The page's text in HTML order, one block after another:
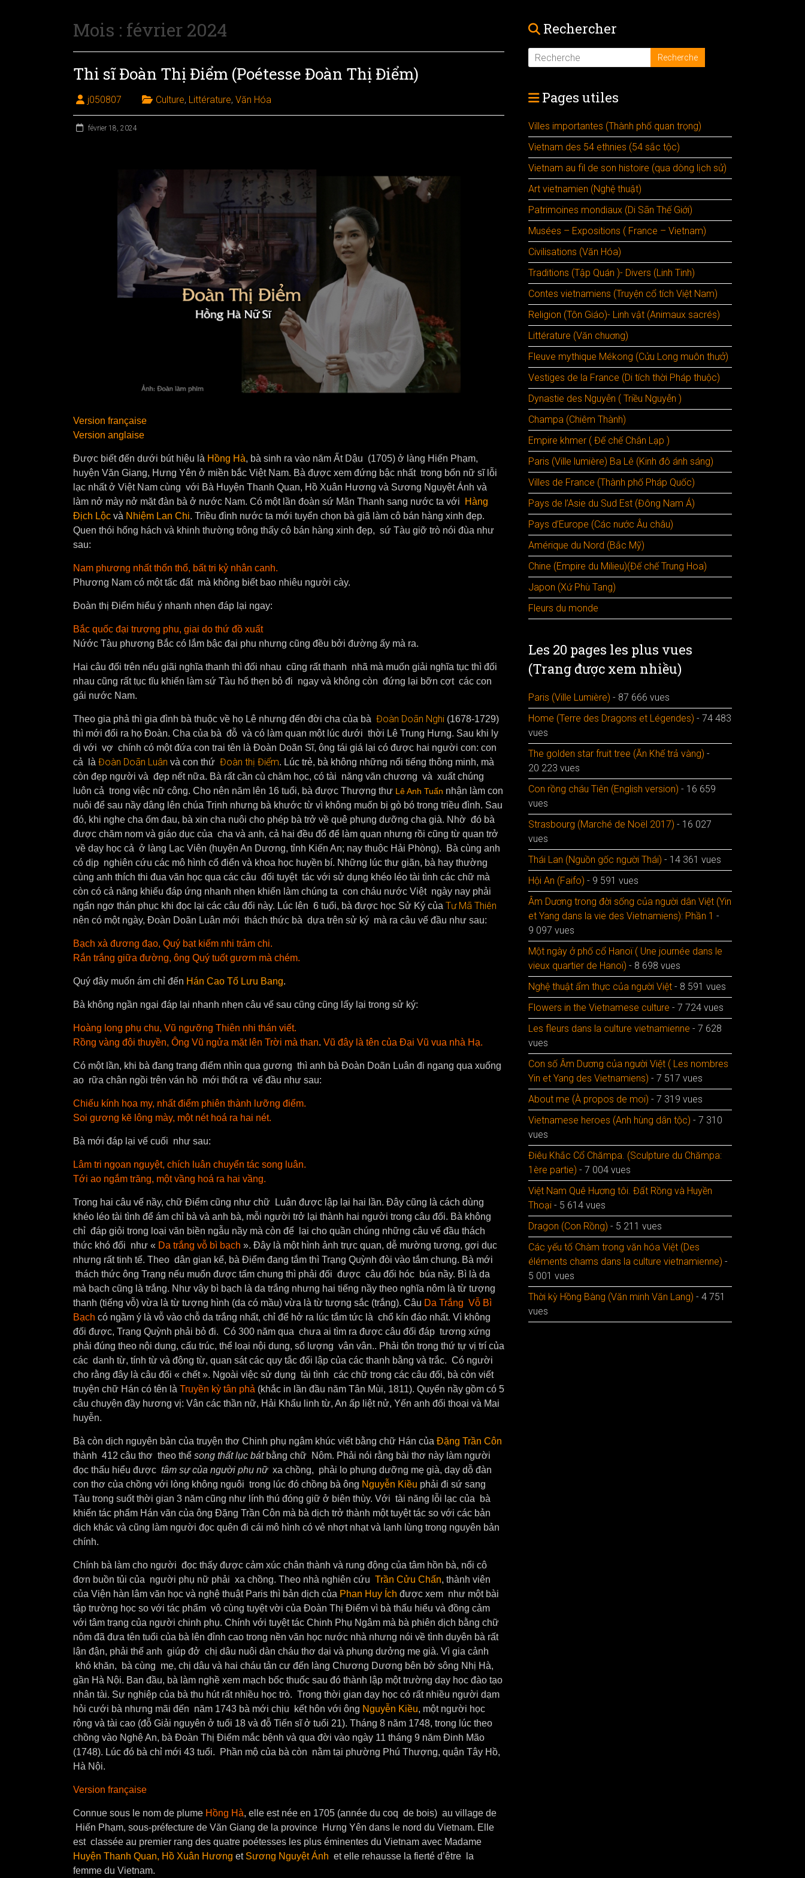
Mois : février 2024
Thi sĩ Đoàn Thị Điểm (Poétesse Đoàn Thị Điểm)
j050807 Culture, Littérature, Văn Hóa
février 18, 2024
Version française
Version anglaise
Được biết đến dưới bút hiệu là Hồng Hà, bà sinh ra vào năm Ất Dậu (1705) ở làng Hiến Phạm,
huyện Văn Giang, Hưng Yên ở miền bắc Việt Nam. Bà đựợc xem đứng bậc nhất trong bốn nữ sĩ lỗi
lạc nhất ở Việt Nam cùng với Bà Huyện Thanh Quan, Hồ Xuân Hương và Sương Nguyệt Ánh và
làm nở mày nở mặt đàn bà ở nước Nam. Có một lần đoàn sứ Mãn Thanh sang nước ta với
Hàng
Địch Lộc và Nhiệm Lan Chi. Triều đình nước ta mới tuyển chọn bà giã làm cô bán hàng xinh đẹp.
Quen thói hống hách và khinh thường trông thấy cô bán hàng xinh đẹp, sứ Tàu giỡ trò nói đùa như
sau:
Nam phương nhất thốn thổ, bất tri kỷ nhân canh.
Phương Nam có một tấc đất mà không biết bao nhiêu người cày.
Đoàn thị Điểm hiểu ý nhanh nhẹn đáp lại ngay:
Bắc quốc đại trượng phu, giai do thứ đồ xuất
Nứớc Tàu phương Bắc có lắm bậc đại phu nhưng cũng đều bởi đường ấy mà ra.
Hai câu đối trên nếu giãi nghĩa thanh thì đối nhau cũng rất thanh nhã mà muốn giải nghĩa tục thì đối
nhau cũng rất tục tĩu khiến làm sứ Tàu hổ thẹn bỏ đi ngay và không còn đứng lại bỡn cợt các con
gái nước Nam.
Theo gia phả thì gia đình bà thuộc về họ Lê nhưng đến đời cha của bà Đoàn Doãn Nghi (1678-1729)
thì mới đổi ra họ Đoàn. Cha của bà đỗ và có làm quan một lúc dưới thời Lê Trung Hưng. Sau khi ly
dị với vợ chính có một đứa con trai tên là Đoàn Doãn Sĩ, ông tái giá lại có được hai người con: con
cả là Đoàn Doãn Luân và con thứ Đoàn thị Điểm. Lúc trẻ, bà không những nổi tiếng thông minh, mà
còn đẹp người và đẹp nết nữa. Bà rất cần cù chăm học, có tài năng văn chương và xuất chúng
luôn cả trong việc nữ công. Cho nên năm lên 16 tuổi, bà được Thượng thư Lê Anh Tuấn nhận làm con
nuôi để sau nầy dâng lên chúa Trịnh nhưng bà khước từ vì không muốn bị gò bó trong triều đình. Sau
đó, khi nghe cha ốm đau, bà xin cha nuôi cho phép bà trở về quê phụng dưỡng cha già. Nhờ đó bà
được chăm nom và giáo dục của cha và anh, cả hai đều đổ để làm quan nhưng rồi cũng từ quan trở
về dạy học cả ở làng Lạc Viên (huyện An Dương, tỉnh Kiến An; nay thuộc Hải Phòng). Bà cùng anh
có dịp nghiên cứu các mô hình cổ điển và khoa học huyền bí. Những lúc thư giãn, bà hay thường
cùng anh thích thi đua văn học qua các câu đối tuyệt tác với sử dụng khéo léo tài tình các chữ mà
còn có cả năng khiếu đáp ứng nhanh nhẹn khiến làm chúng ta con cháu nước Việt ngày nay phải
ngẩn ngơ thán phục khi đọc lại các câu đối này. Lúc lên 6 tuổi, bà được học Sử Ký của Tư Mã Thiên
nên có một ngày, Đoàn Doãn Luân mới thách thức bà dựa trên sử ký mà ra câu vế đầu như sau:
Bạch xà đương đạo, Quý bạt kiếm nhi trảm chi.
Rắn trắng giữa đường, ông Quý tuốt gươm mà chém.
Quý đây muốn ám chỉ đến Hán Cao Tổ Lưu Bang.
Bà không ngần ngại đáp lại nhanh nhẹn câu vế sau cũng cũng lấy lại trong sử ký:
Hoàng long phụ chu, Vũ ngưỡng Thiên nhi thán viết.
Rồng vàng đội thuyền, Ông Vũ ngửa mặt lên Trời mà than. Vũ đây là tên của Đại Vũ vua nhà Hạ.
Có một lần, khi bà đang trang điểm nhìn qua gương thì anh bà Đoàn Doãn Luân đi ngang qua xuống
ao rữa chân ngồi trên ván hồ mới thốt ra vế đầu như sau:
Chiếu kính họa my, nhất điểm phiên thành lưỡng điểm.
Soi gương kẽ lông mày, một nét hoá ra hai nét.
Bà mới đáp lại vế cuối như sau:
Lâm tri ngọan nguyệt, chích luân chuyển tác song luân.
Tới ao ngắm trăng, một vầng hoá ra hai vầng.
Trong hai câu vế nầy, chữ Điểm cũng như chữ Luân được lập lại hai lần. Đây cũng là cách dùng
khéo léo tài tình để ám chỉ bà và anh bà, mỗi người trở lại thành hai người trong câu đối. Bà không
chỉ đáp giỏi trong loại văn biền ngẫu nầy mà còn để lại cho quần chúng những câu vế đầu thách
thức khó đối như « Da trắng vỗ bì bạch ». Đây là một hình ảnh trực quan, dễ mường tượng, gợi dục
nhưng rất tinh tế. Theo dân gian kể, bà Điểm đang tắm thì Trạng Quỳnh đòi vào tắm chung. Bà mới
thách thức ông Trạng nếu muốn được tấm chung thì phải đối được câu đối hóc búa nầy. Bì là da
mà bạch cũng là trắng. Như vậy bì bạch là da trắng nhưng hai tiếng nầy theo nghĩa nôm là từ tượng
thanh (tiếng vỗ) vừa là từ tượng hình (da có mầu) vừa là từ tượng sắc (trắng). Câu Da Trắng Vỗ Bì
Bạch có ngầm ý là vỗ vào chỗ da trắng nhất, chỉ để hở ra lúc tắm tức là chổ kín đáo nhất. Vì không
đối được, Trạng Quỳnh phải bỏ đi. Có 300 năm qua chưa ai tìm ra được câu đối đáp tương xứng
phải đúng theo nội dung, cấu trúc, thể loại nội dung, số lượng vân vân.. Phải tôn trọng thứ tự vị trí của
các danh từ, tính từ và động từ, quan sát các quy tắc đối lập của các thanh bằng và trắc. Có người
cho rằng đây là câu đối « chết ». Ngoài việc sử dụng tài tình các chữ trong các câu đối, bà còn viết
truyện chữ Hán có tên là Truyền kỳ tân phả (khắc in lần đầu năm Tân Mùi, 1811). Quyển nầy gồm có 5
câu chuyện đầy hương vị: Vân các thần nữ, Hải Khẩu linh từ, An ấp liệt nử, Yến anh đối thoại và Mai
huyễn.
Bà còn dịch nguyên bản của truyện thơ Chinh phụ ngâm khúc viết bằng chữ Hán của Đặng Trần Côn
thành 412 câu thơ theo thể song thất lục bátbằng chữ Nôm. Phải nói rằng bài thơ này làm người
đọc thấu hiểu được tâm sự của người phụ nữxa chồng, phải lo phụng dưỡng mẹ già, dạy dỗ đàn
con thơ của chồng với lòng không nguôi trong lúc đó chồng bà ông Nguyễn Kiều phải đi sứ sang
Tàu trong suốt thời gian 3 năm cũng như lính thú đóng giữ ở biên thùy. Với tài năng lỗi lạc của bà
khiến tác phẩm Hán văn của ông Đặng Trần Côn mà bà dịch trở thành một tuyệt tác so với các bản
dịch khác và cũng làm người đọc quên đi cái mô hình có vẻ nhợt nhạt và lạnh lùng trong nguyên bản
chính.
Chính bà làm cho người đọc thấy được cảm xúc chân thành và rung động của tâm hồn bà, nổi cô
đơn buồn tủi của người phụ nữ phải xa chồng. Theo nhà nghiên cứu Trần Cửu Chấn, thành viên
của Viện hàn lâm văn học và nghệ thuật Paris thì bản dịch của Phan Huy Ích được xem như một bài
tập trường học so với tác phẩm vô cùng tuyệt vời của Đoàn Thị Điểm vì bà thấu hiểu và đồng cảm
với tâm trạng của người chinh phụ. Chính với tuyệt tác Chinh Phụ Ngâm mà bà phiên dịch bằng chữ
nôm đã đưa tên tuổi của bà lên đỉnh cao trong nền văn học nước nhà nhưng nói về tình duyên bà rất
lận đận, phải thế anh giúp đở chị dâu nuôi dàn cháu thơ dại và phụng dưởng mẹ già. Vì gia cảnh
khó khăn, bà cùng mẹ, chị dâu và hai cháu tản cư đến làng Chương Dương bên bờ sông Nhị Hà,
gần Hà Nội. Ban đầu, bà làm nghề xem mạch bốc thuốc sau đó thành lập một trường dạy học đào tạo
nhân tài. Sự nghiệp của bà thu hút rất nhiều học trò. Trong thời gian dạy học có rất nhiều người dạm
hỏi cưới bà nhưng mãi đến năm 1743 bà mới chịu kết hôn với ông Nguyễn Kiều, một người học
rộng và tài cao (đỗ Giải nguyên ở tuổi 18 và đỗ Tiến sĩ ở tuổi 21). Tháng 8 năm 1748, trong lúc theo
chồng vào Nghệ An, bà Đoàn Thị Điểm mắc bệnh và qua đời vào ngày 11 tháng 9 năm Đinh Mão
(1748). Lúc đó bà chỉ mới 43 tuổi. Phần mộ của bà còn nằm tại phường Phú Thượng, quận Tây Hồ,
Hà Nội.
Version française
Connue sous le nom de plume Hồng Hà, elle est née en 1705 (année du coq de bois) au village de
Hiến Phạm, sous-préfecture de Văn Giang de la province Hưng Yên dans le nord du Vietnam. Elle
est classée au premier rang des quatre poétesses les plus éminentes du Vietnam avec Madame
Huyện Thanh Quan, Hồ Xuân Hương et Sương Nguyệt Ánh et elle rehausse la fierté d’être la
femme du Vietnam.
Rechercher
Pages utiles
Villes importantes (Thành phố quan trọng)
Vietnam des 54 ethnies (54 sắc tộc)
Vietnam au fil de son histoire (qua dòng lịch sử)
Art vietnamien (Nghệ thuật)
Patrimoines mondiaux (Di Sãn Thế Giới)
Musées – Expositions ( France – Vietnam)
Civilisations (Văn Hóa)
Traditions (Tập Quán )- Divers (Linh Tinh)
Contes vietnamiens (Truyện cổ tích Việt Nam)
Religion (Tôn Giáo)- Linh vật (Animaux sacrés)
Littérature (Văn chuơng)
Fleuve mythique Mékong (Cửu Long muôn thưở)
Vestiges de la France (Di tích thời Pháp thuộc)
Dynastie des Nguyễn ( Triều Nguyễn )
Champa (Chiêm Thành)
Empire khmer ( Đế chế Chân Lạp )
Paris (Ville lumière) Ba Lê (Kinh đô ánh sáng)
Villes de France (Thành phố Pháp Quốc)
Pays de l’Asie du Sud Est (Đông Nam Á)
Pays d’Europe (Các nước Âu châu)
Amérique du Nord (Bắc Mỹ)
Chine (Empire du Milieu)(Đế chế Trung Hoa)
Japon (Xứ Phù Tang)
Fleurs du monde
Les 20 pages les plus vues
(Trang được xem nhiều)
Paris (Ville Lumière) - 87 666 vues
Home (Terre des Dragons et Légendes) - 74 483
vues
The golden star fruit tree (Ăn Khế trả vàng) -
20 223 vues
Con rồng cháu Tiên (English version) - 16 659
vues
Strasbourg (Marché de Noël 2017) - 16 027
vues
Thái Lan (Nguồn gốc người Thái) - 14 361 vues
Hội An (Faifo) - 9 591 vues
Âm Dương trong đời sống của người dân Việt (Yin
et Yang dans la vie des Vietnamiens): Phần 1 -
9 097 vues
Một ngày ở phố cổ Hanoï ( Une journée dans le
vieux quartier de Hanoï) - 8 698 vues
Nghệ thuật ẩm thực của người Việt - 8 591 vues
Flowers in the Vietnamese culture - 7 724 vues
Les fleurs dans la culture vietnamienne - 7 628
vues
Con số Âm Dương của người Việt ( Les nombres
Yin et Yang des Vietnamiens) - 7 517 vues
About me (À propos de moi) - 7 319 vues
Vietnamese heroes (Anh hùng dân tộc) - 7 310
vues
Điêu Khắc Cổ Chămpa. (Sculpture du Chămpa:
1ère partie) - 7 004 vues
Việt Nam Quê Hương tôi. Đất Rồng và Huyền
Thoại - 5 614 vues
Dragon (Con Rồng) - 5 211 vues
Các yếu tố Chàm trong văn hóa Việt (Des
éléments chams dans la culture vietnamienne) -
5 001 vues
Thời kỳ Hồng Bàng (Văn minh Văn Lang) - 4 751
vues